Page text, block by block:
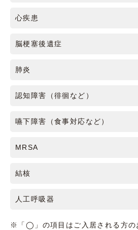
心疾患
脳梗塞後遺症
肺炎
認知障害（徘徊など）
嚥下障害（食事対応など）
MRSA
結核
人工呼吸器
※「◯」の項目はご入居される方の